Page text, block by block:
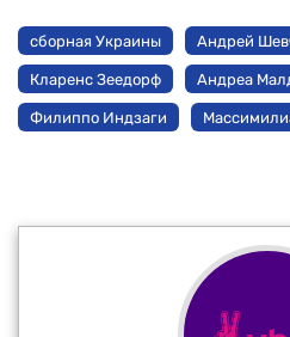
сборная Украины Андрей
Кларенс Зеедорф Андреа
Филиппо Индзаги